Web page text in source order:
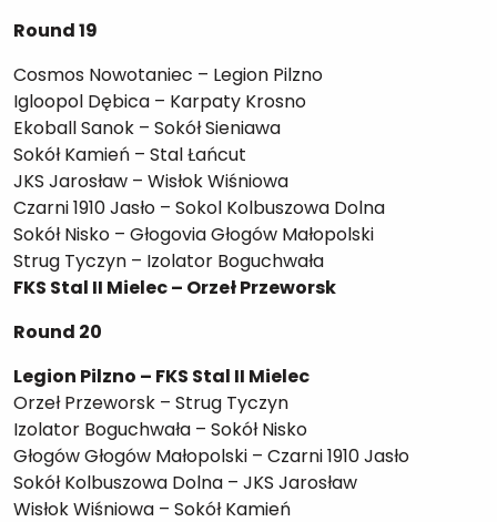
Round 19
Cosmos Nowotaniec – Legion Pilzno
Igloopol Dębica – Karpaty Krosno
Ekoball Sanok – Sokół Sieniawa
Sokół Kamień – Stal Łańcut
JKS Jarosław – Wisłok Wiśniowa
Czarni 1910 Jasło – Sokol Kolbuszowa Dolna
Sokół Nisko – Głogovia Głogów Małopolski
Strug Tyczyn – Izolator Boguchwała
FKS Stal II Mielec – Orzeł Przeworsk
Round 20
Legion Pilzno – FKS Stal II Mielec
Orzeł Przeworsk – Strug Tyczyn
Izolator Boguchwała – Sokół Nisko
Głogów Głogów Małopolski – Czarni 1910 Jasło
Sokół Kolbuszowa Dolna – JKS Jarosław
Wisłok Wiśniowa – Sokół Kamień